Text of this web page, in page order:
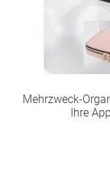
Mehrzweck-
Ihre